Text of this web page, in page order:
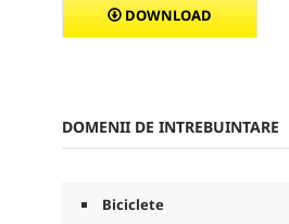
DOWNLOAD
DOMENII DE INTREBUINTARE
Biciclete